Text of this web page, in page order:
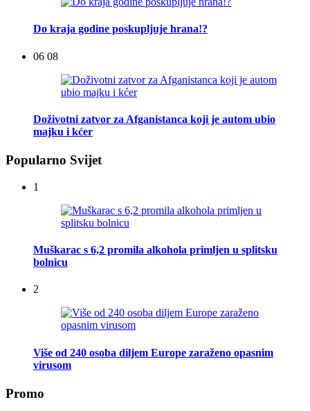
Do kraja godine poskupljuje hrana!?
06 08
Doživotni zatvor za Afganistanca koji je autom ubio
majku i kćer
Popularno Svijet
1
Muškarac s 6,2 promila alkohola primljen u splitsku
bolnicu
2
Više od 240 osoba diljem Europe zaraženo opasnim
virusom
Promo